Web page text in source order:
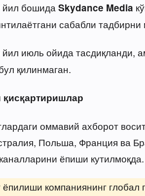
бошида Skydance Media
сабабли тадбирни
июль ойида тасдиқланди,
қилинмаган.
қисқартиришлар
оммавий ахборот
Польша, Франция ва
ёпиши кутилмоқда.
компаниянинг глобал